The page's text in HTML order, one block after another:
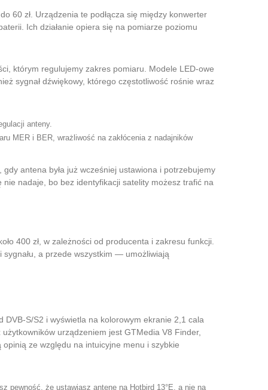
60 zł. Urządzenia te podłącza się między konwerter
Ich działanie opiera się na pomiarze poziomu
którym regulujemy zakres pomiaru. Modele LED-owe
sygnał dźwiękowy, którego częstotliwość rośnie wraz
anteny.
MER i BER, wrażliwość na zakłócenia z nadajników
antena była już wcześniej ustawiona i potrzebujemy
nadaje, bo bez identyfikacji satelity możesz trafić na
400 zł, w zależności od producenta i zakresu funkcji.
a przede wszystkim — umożliwiają
S/S2 i wyświetla na kolorowym ekranie 2,1 cala
urządzeniem jest GTMedia V8 Finder,
ze względu na intuicyjne menu i szybkie
pewność, że ustawiasz antenę na Hotbird 13°E, a nie na